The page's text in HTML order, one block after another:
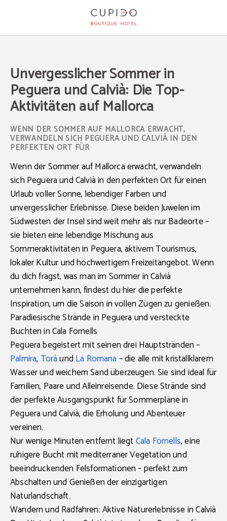
Unvergesslicher Sommer in
Peguera und Calvià: Die Top-
Aktivitäten auf Mallorca
WENN DER SOMMER AUF MALLORCA ERWACHT,
VERWANDELN SICH PEGUERA UND CALVIÀ IN DEN
PERFEKTEN ORT FÜR
Wenn der Sommer auf Mallorca erwacht, verwandeln
sich Peguera und Calvià in den perfekten Ort für einen
Urlaub voller Sonne, lebendiger Farben und
unvergesslicher Erlebnisse. Diese beiden Juwelen im
Südwesten der Insel sind weit mehr als nur Badeorte –
sie bieten eine lebendige Mischung aus
Sommeraktivitäten in Peguera, aktivem Tourismus,
lokaler Kultur und hochwertigem Freizeitangebot. Wenn
du dich fragst, was man im Sommer in Calvià
unternehmen kann, findest du hier die perfekte
Inspiration, um die Saison in vollen Zügen zu genießen.
Paradiesische Strände in Peguera und versteckte
Buchten in Cala Fornells
Peguera begeistert mit seinen drei Hauptstränden –
Palmira, Toràund La Romana – die alle mit kristallklarem
Wasser und weichem Sand überzeugen. Sie sind ideal für
Familien, Paare und Alleinreisende. Diese Strände sind
der perfekte Ausgangspunkt für Sommerpläne in
Peguera und Calvià, die Erholung und Abenteuer
vereinen.
Nur wenige Minuten entfernt liegtCala Fornells, eine
ruhigere Bucht mit mediterraner Vegetation und
beeindruckenden Felsformationen – perfekt zum
Abschalten und Genießen der einzigartigen
Naturlandschaft.
Wandern und Radfahren: Aktive Naturerlebnisse in Calvià